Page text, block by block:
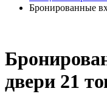
Бронированные
двери 21